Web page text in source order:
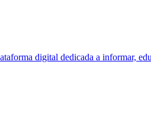
digital dedicada a informar,